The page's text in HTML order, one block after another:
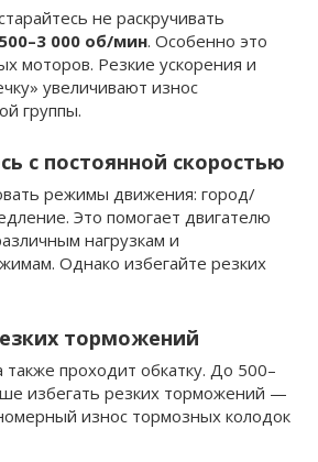
не раскручивать
000 об/мин. Особенно это
моторов. Резкие ускорения и
увеличивают износ
группы.
с постоянной скоростью
режимы движения: город/
Это помогает двигателю
нагрузкам и
Однако избегайте резких
торможений
также проходит обкатку. До 500–
избегать резких торможений —
износ тормозных колодок